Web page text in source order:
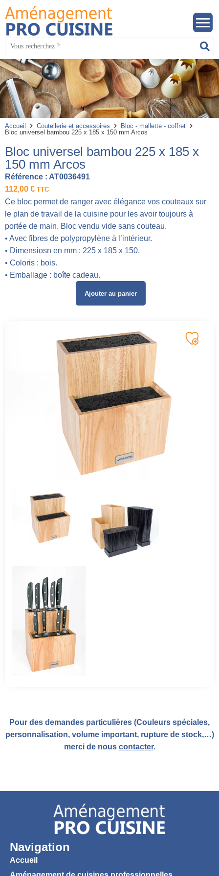
Mots
clés
:
Accueil Coutellerie et accessoires
Bloc - mallette - coffret
Bloc universel bambou 225 x 185 x 150 mm Arcos
Bloc universel bambou 225 x 185 x
150 mm Arcos
Référence : AT0036491
112,00 € TTC
Ce bloc permet de ranger avec élégance vos couteaux sur
le plan de travail de la cuisine pour les avoir toujours à
portée de main. Bloc vendu vide sans couteau.
• Avec fibres de polypropylène à l’intérieur.
• Dimensiosn en mm : 225 x 185 x 150.
• Coloris : bois.
• Emballage : boîte cadeau.
Ajouter au panier
Pour des demandes particulières (Couleurs spéciales,
personnalisation, volume important, rupture de stock,…)
merci de nous contacter.
Navigation
Accueil
Panneau de gestion des cookies